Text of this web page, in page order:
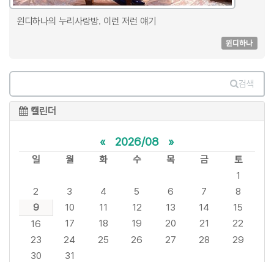
윈디하나의 누리사랑방. 이런 저런 얘기
윈디하나
검색
캘린더
« 2026/08 »
일 월 화 수 목 금
토
1
2
3 4 5 6 7
8
9
10 11 12 13 14
15
16
17 18 19 20 21
22
23
24 25 26 27 28
29
30
31